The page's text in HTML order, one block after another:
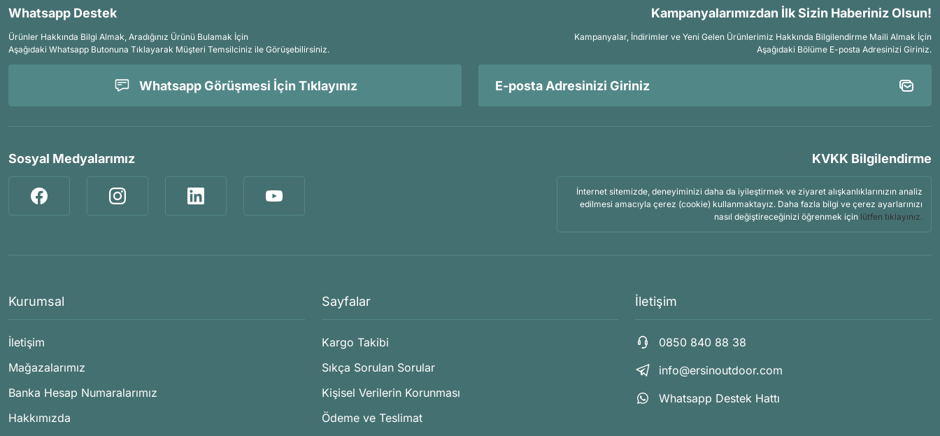
Whatsapp Destek
Ürünler Hakkında Bilgi Almak, Aradığınız Ürünü Bulamak İçin
Aşağıdaki Whatsapp Butonuna Tıklayarak Müşteri Temsilciniz ile Görüşebilirsiniz.
Whatsapp Görüşmesi İçin Tıklayınız
Kampanyalarımızdan İlk Sizin Haberiniz Olsun!
Kampanyalar, İndirimler ve Yeni Gelen Ürünlerimiz Hakkında Bilgilendirme Maili Almak İçin
Aşağıdaki Bölüme E-posta Adresinizi Giriniz.
Sosyal Medyalarımız KVKK Bilgilendirme
İnternet sitemizde, deneyiminizi daha da iyileştirmek ve ziyaret alışkanlıklarınızın analiz
edilmesi amacıyla çerez (cookie) kullanmaktayız. Daha fazla bilgi ve çerez ayarlarınızı
nasıl değiştireceğinizi öğrenmek için lütfen tıklayınız.
Kurumsal
İletişim
Mağazalarımız
Banka Hesap Numaralarımız
Hakkımızda
Sayfalar
Kargo Takibi
Sıkça Sorulan Sorular
Kişisel Verilerin Korunması
Ödeme ve Teslimat
İletişim
0850 840 88 38
info@ersinoutdoor.com
Whatsapp Destek Hattı